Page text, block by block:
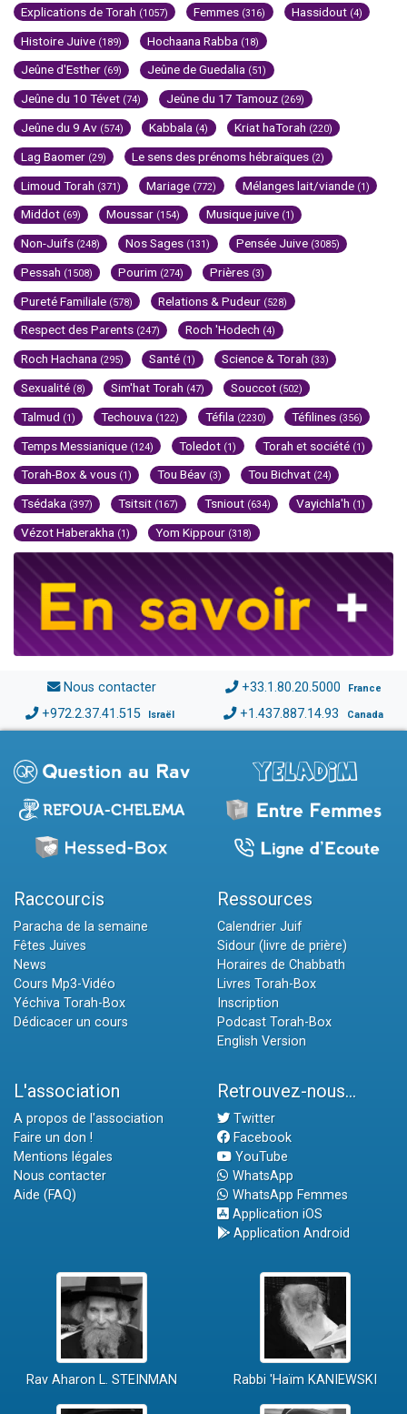
Explications de Torah (1057) Femmes (316) Hassidout (4)
Histoire Juive (189) Hochaana Rabba (18)
Jeûne d'Esther (69) Jeûne de Guedalia (51)
Jeûne du 10 Tévet (74) Jeûne du 17 Tamouz (269)
Jeûne du 9 Av (574) Kabbala (4) Kriat haTorah (220)
Lag Baomer (29) Le sens des prénoms hébraïques (2)
Limoud Torah (371) Mariage (772) Mélanges lait/viande (1)
Middot (69) Moussar (154) Musique juive (1)
Non-Juifs (248) Nos Sages (131) Pensée Juive (3085)
Pessah (1508) Pourim (274) Prières (3)
Pureté Familiale (578) Relations & Pudeur (528)
Respect des Parents (247) Roch 'Hodech (4)
Roch Hachana (295) Santé (1) Science & Torah (33)
Sexualité (8) Sim'hat Torah (47) Souccot (502)
Talmud (1) Techouva (122) Téfila (2230) Téfilines (356)
Temps Messianique (124) Toledot (1) Torah et société (1)
Torah-Box & vous (1) Tou Béav (3) Tou Bichvat (24)
Tsédaka (397) Tsitsit (167) Tsniout (634) Vayichla'h (1)
Vézot Haberakha (1) Yom Kippour (318)
Nous contacter +33.1.80.20.5000 France
+972.2.37.41.515 Israël +1.437.887.14.93 Canada
Raccourcis
Paracha de la semaine
Fêtes Juives
News
Cours Mp3-Vidéo
Yéchiva Torah-Box
Dédicacer un cours
Ressources
Calendrier Juif
Sidour (livre de prière)
Horaires de Chabbath
Livres Torah-Box
Inscription
Podcast Torah-Box
English Version
L'association
A propos de l'association
Faire un don !
Mentions légales
Nous contacter
Aide (FAQ)
Retrouvez-nous...
Twitter
Facebook
YouTube
WhatsApp
WhatsApp Femmes
Application iOS
Application Android
Rav Aharon L. STEINMAN Rabbi 'Haïm KANIEWSKI